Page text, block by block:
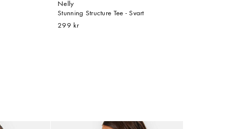
Nelly
Stunning Structure Tee - Svart
299 kr